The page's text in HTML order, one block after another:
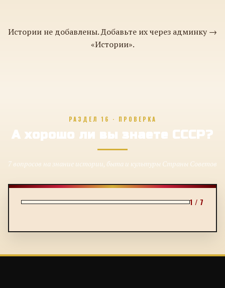
Истории не добавлены. Добавьте их через админку →
«Истории».
РАЗДЕЛ 16 · ПРОВЕРКА
А хорошо ли вы знаете СССР?
7 вопросов на знание истории, быта и культуры Страны Советов
1 / 7